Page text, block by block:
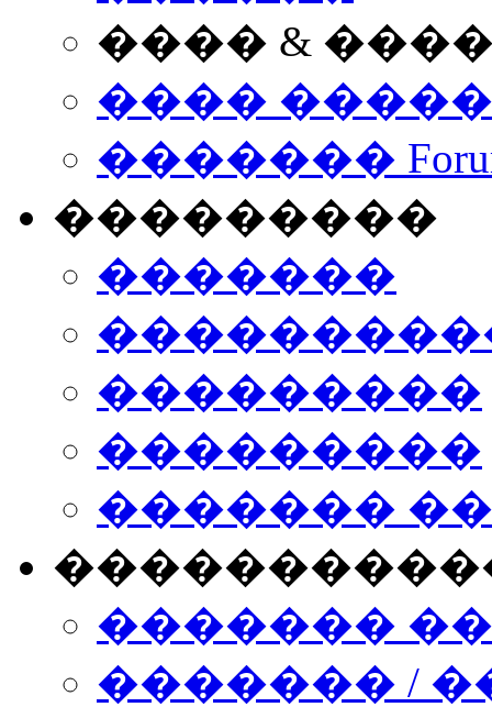
���� &
����
�������
���������
�������
���������
���������
�������
�������
������� /